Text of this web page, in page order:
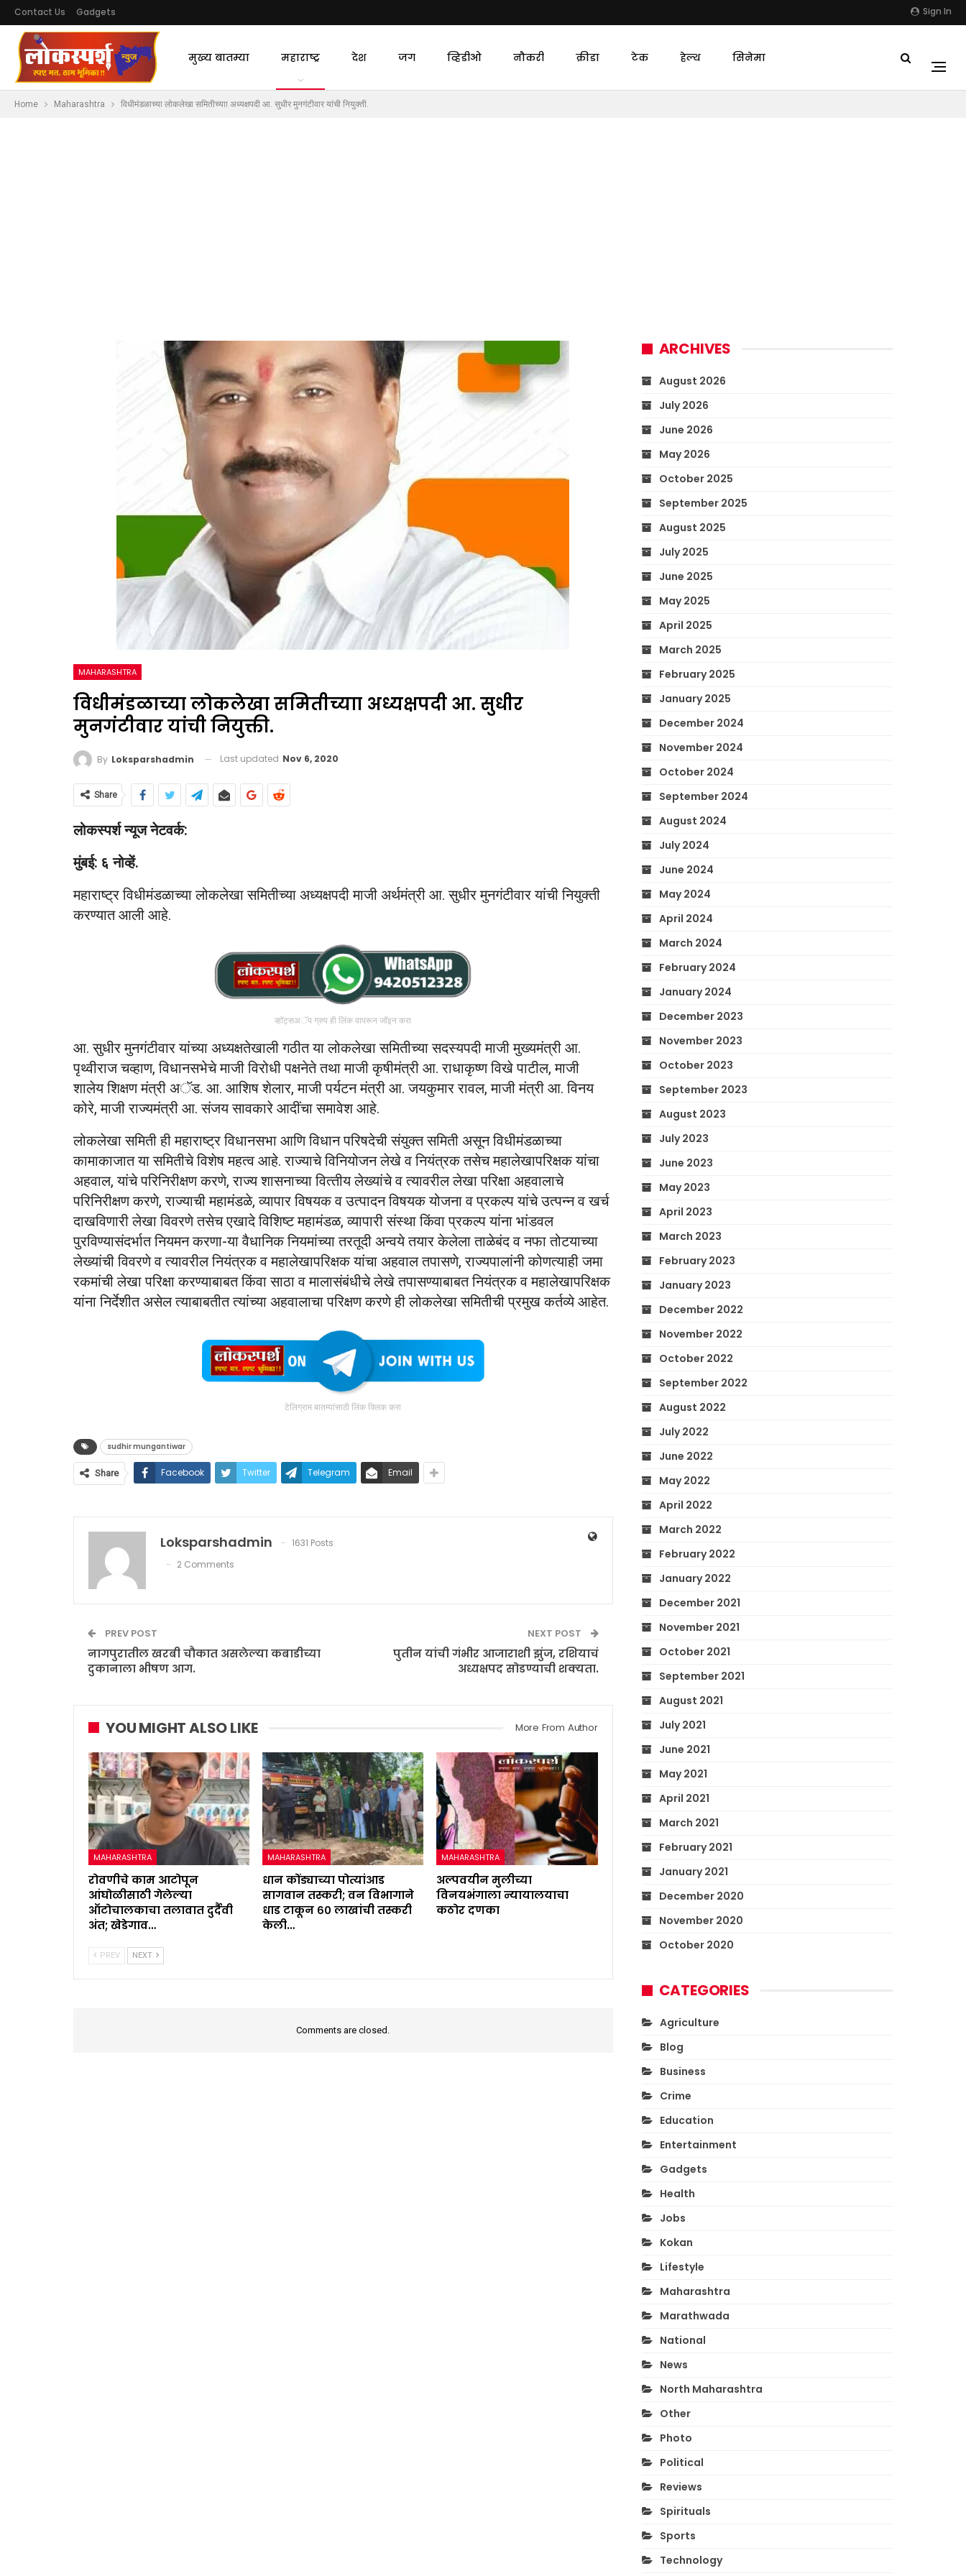
Sign In
Contact Us Gadgets
मुख्य बातम्या महाराष्ट्र देश जग व्हिडीओ नौकरी क्रीडा टेक हेल्थ सिनेमा
Home Maharashtra विधीमंडळाच्या लोकलेखा समितीच्याा अध्यक्षपदी आ. सुधीर मुनगंटीवार यांची नियुक्ती.
MAHARASHTRA
विधीमंडळाच्या लोकलेखा समितीच्याा अध्यक्षपदी आ. सुधीर
मुनगंटीवार यांची नियुक्ती.
By Loksparshadmin Last updated Nov 6, 2020
Share
लोकस्पर्श न्यूज नेटवर्क:
मुंबई: ६ नोव्हें.
महाराष्‍ट्र विधीमंडळाच्‍या लोकलेखा समितीच्‍या अध्‍यक्षपदी माजी अर्थमंत्री आ. सुधीर मुनगंटीवार यांची नियुक्‍ती
करण्‍यात आली आहे.
व्हॉट्सअॅप ग्रुप ही लिंक वापरून जॉइन करा
आ. सुधीर मुनगंटीवार यांच्‍या अध्‍यक्षतेखाली गठीत या लोकलेखा समितीच्‍या सदस्‍यपदी माजी मुख्‍यमंत्री आ.
पृथ्‍वीराज चव्‍हाण, विधानसभेचे माजी विरोधी पक्षनेते तथा माजी कृषीमंत्री आ. राधाकृष्‍ण विखे पाटील, माजी
शालेय शिक्षण मंत्री अॅड. आ. आशिष शेलार, माजी पर्यटन मंत्री आ. जयकुमार रावल, माजी मंत्री आ. विनय
कोरे, माजी राज्‍यमंत्री आ. संजय सावकारे आदींचा समावेश आहे.
लोकलेखा समिती ही महाराष्‍ट्र विधानसभा आणि विधान परिषदेची संयुक्‍त समिती असून विधीमंडळाच्‍या
कामाकाजात या समितीचे विशेष महत्‍व आहे. राज्‍याचे विनियोजन लेखे व नियंत्रक तसेच महालेखापरिक्षक यांचा
अहवाल, यांचे परिनिरीक्षण करणे, राज्‍य शासनाच्‍या वित्‍तीय लेख्‍यांचे व त्‍यावरील लेखा परिक्षा अहवालाचे
परिनिरीक्षण करणे, राज्‍याची महामंडळे, व्‍यापार विषयक व उत्‍पादन विषयक योजना व प्रकल्‍प यांचे उत्‍पन्‍न व खर्च
दाखविणारी लेखा विवरणे तसेच एखादे विशिष्‍ट महामंडळ, व्‍यापारी संस्‍था किंवा प्रकल्‍प यांना भांडवल
पुरविण्‍यासंदर्भात नियमन करणा-या वैधानिक नियमांच्‍या तरतूदी अन्‍वये तयार केलेला ताळेबंद व नफा तोटयाच्‍या
लेख्‍यांची विवरणे व त्‍यावरील नियंत्रक व महालेखापरिक्षक यांचा अहवाल तपासणे, राज्‍यपालांनी कोणत्‍याही जमा
रकमांची लेखा परिक्षा करण्‍याबाबत किंवा साठा व मालासंबंधीचे लेखे तपासण्‍याबाबत नियंत्रक व महालेखापरिक्षक
यांना निर्देशीत असेल त्‍याबाबतीत त्‍यांच्‍या अहवालाचा परिक्षण करणे ही लोकलेखा समितीची प्रमुख कर्तव्‍ये आहेत.
टेलिग्राम बातम्यांसाठी लिंक क्लिक करा
sudhir mungantiwar
Share Facebook Twitter Telegram Email
Loksparshadmin
1631 Posts
2 Comments
PREV POST
नागपुरातील खरबी चौकात असलेल्या कबाडीच्या
दुकानाला भीषण आग.
NEXT POST
पुतीन यांची गंभीर आजाराशी झुंज, रशियाचं
अध्यक्षपद सोडण्याची शक्यता.
YOU MIGHT ALSO LIKE More From Author
MAHARASHTRA
रोवणीचे काम आटोपून
आंघोळीसाठी गेलेल्या
ऑटोचालकाचा तलावात दुर्दैवी
अंत; खेडेगाव…
MAHARASHTRA
धान कोंड्याच्या पोत्यांआड
सागवान तस्करी; वन विभागाने
धाड टाकून ६० लाखांची तस्करी
केली…
MAHARASHTRA
अल्पवयीन मुलीच्या
विनयभंगाला न्यायालयाचा
कठोर दणका
PREV NEXT
Comments are closed.
ARCHIVES
August 2026
July 2026
June 2026
May 2026
October 2025
September 2025
August 2025
July 2025
June 2025
May 2025
April 2025
March 2025
February 2025
January 2025
December 2024
November 2024
October 2024
September 2024
August 2024
July 2024
June 2024
May 2024
April 2024
March 2024
February 2024
January 2024
December 2023
November 2023
October 2023
September 2023
August 2023
July 2023
June 2023
May 2023
April 2023
March 2023
February 2023
January 2023
December 2022
November 2022
October 2022
September 2022
August 2022
July 2022
June 2022
May 2022
April 2022
March 2022
February 2022
January 2022
December 2021
November 2021
October 2021
September 2021
August 2021
July 2021
June 2021
May 2021
April 2021
March 2021
February 2021
January 2021
December 2020
November 2020
October 2020
CATEGORIES
Agriculture
Blog
Business
Crime
Education
Entertainment
Gadgets
Health
Jobs
Kokan
Lifestyle
Maharashtra
Marathwada
National
News
North Maharashtra
Other
Photo
Political
Reviews
Spirituals
Sports
Technology